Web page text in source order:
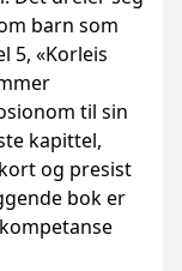
barn som
5, «Korleis
til sin
kapittel,
og presist
bok er